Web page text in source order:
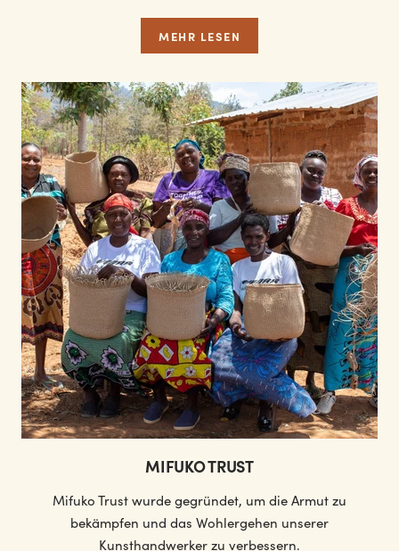
MEHR LESEN
MIFUKO TRUST
Mifuko Trust wurde gegründet, um die Armut zu
bekämpfen und das Wohlergehen unserer
Kunsthandwerker zu verbessern.